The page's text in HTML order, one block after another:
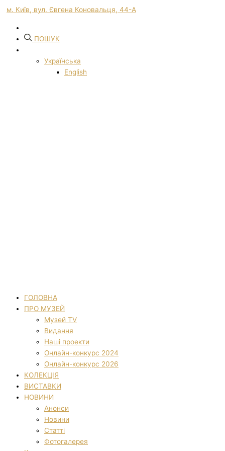
м. Київ, вул. Євгена Коновальця, 44-А
ПОШУК
Українська
English
ГОЛОВНА
ПРО МУЗЕЙ
Музей TV
Видання
Наші проекти
Онлайн-конкурс 2024
Онлайн-конкурс 2026
КОЛЕКЦІЯ
ВИСТАВКИ
НОВИНИ
Анонси
Новини
Статті
Фотогалерея